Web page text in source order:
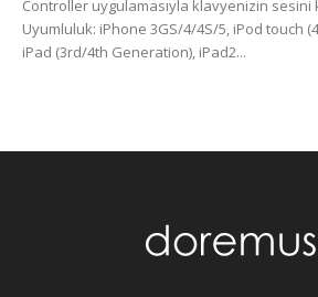
Controller uygulamasıyla klavyenizin
Uyumluluk: iPhone 3GS/4/4S/5, iPod touch
iPad (3rd/4th Generation), iPad2...